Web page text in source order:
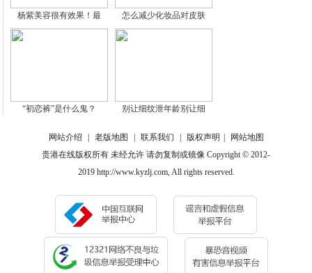
杨紫美容很有效果！最 怎么减少化妆品对皮肤
“初恋裤”是什么鬼？ 别让细纹泄年龄别让细
网站介绍 老版地图 联系我们 版权声明
网站地图
贵港在线版权所有 未经允许 请勿复制或镜像 Copyright © 2012-
2019 http://www.kyzlj.com, All rights reserved.